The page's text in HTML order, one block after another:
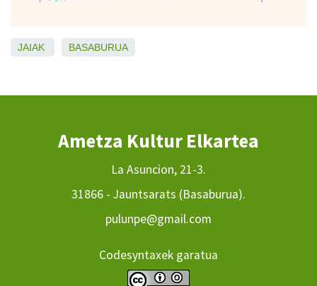
JAIAK BASABURUA
Ametza Kultur Elkartea
La Asuncion, 21-3.
31866 - Jauntsarats (Basaburua).
pulunpe@gmail.com
Codesyntaxek garatua